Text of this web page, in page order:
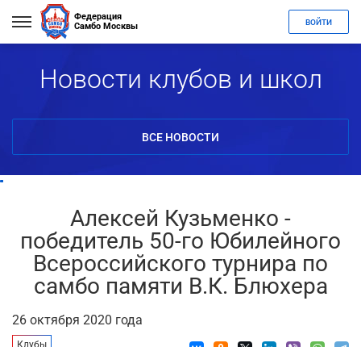
Федерация
Самбо Москвы
ВОЙТИ
Новости клубов и школ
ВСЕ НОВОСТИ
Алексей Кузьменко -
победитель 50-го Юбилейного
Всероссийского турнира по
самбо памяти В.К. Блюхера
26 октября 2020 года
Клубы